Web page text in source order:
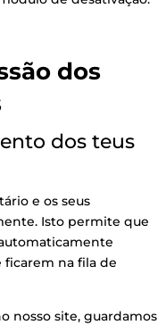
dos
dos teus
e os seus
Isto permite que
ficarem na fila de
nosso site, guardamos